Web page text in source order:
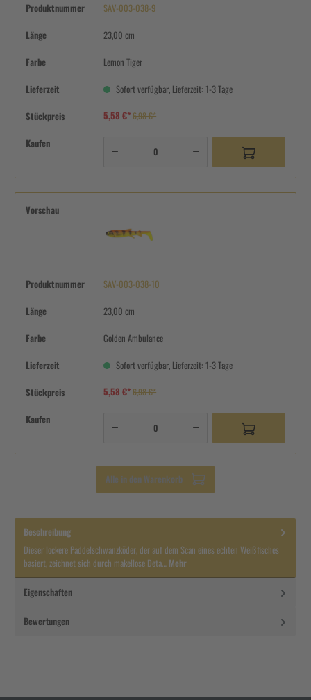
Produktnummer SAV-003-038-9
Länge 23,00 cm
Farbe Lemon Tiger
Lieferzeit Sofort verfügbar, Lieferzeit: 1-3 Tage
Stückpreis 5,58 €*6,98 €*
Kaufen
Vorschau
Produktnummer SAV-003-038-10
Länge 23,00 cm
Farbe Golden Ambulance
Lieferzeit Sofort verfügbar, Lieferzeit: 1-3 Tage
Stückpreis 5,58 €*6,98 €*
Kaufen
Alle in den Warenkorb
Beschreibung
Dieser lockere Paddelschwanzköder, der auf dem Scan eines echten Weißfisches
basiert, zeichnet sich durch makellose Deta… Mehr
Eigenschaften
Bewertungen